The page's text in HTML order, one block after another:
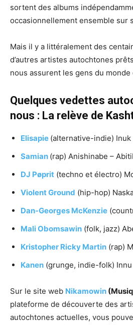
sortent des albums
occasionnellement ensemble sur
Mais il y a littéralement des
d’autres artistes autochtones
nous assurent les gens du monde
Quelques vedettes
nous : La relève de
Elisapie (alternative-indie) Inuk
Samian (rap) Anishinabe –
DJ Pøprit (techno et électro)
Violent Ground (hip-hop)
Dan-Georges McKenzie
Mali Obomsawin (folk, jazz)
Kristopher Ricky Martin (rap)
Kanen (grunge, indie-folk) Innu
Sur le site web Nikamowin
plateforme de découverte des
autochtones actuelles, vous